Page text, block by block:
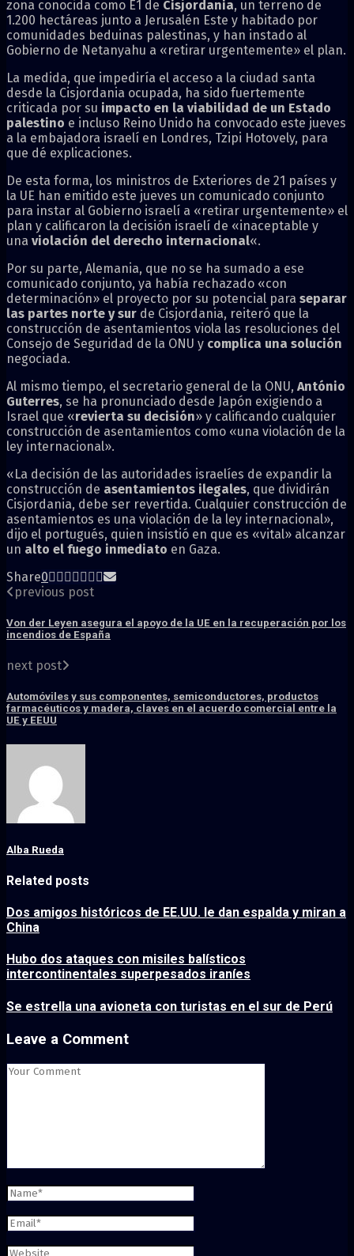
zona conocida como E1 de Cisjordania, un terreno de
1.200 hectáreas junto a Jerusalén Este y habitado por
comunidades beduinas palestinas, y han instado al
Gobierno de Netanyahu a «retirar urgentemente» el plan.
La medida, que impediría el acceso a la ciudad santa
desde la Cisjordania ocupada, ha sido fuertemente
criticada por su impacto en la viabilidad de un Estado
palestino e incluso Reino Unido ha convocado este jueves
a la embajadora israelí en Londres, Tzipi Hotovely, para
que dé explicaciones.
De esta forma, los ministros de Exteriores de 21 países y
la UE han emitido este jueves un comunicado conjunto
para instar al Gobierno israelí a «retirar urgentemente» el
plan y calificaron la decisión israelí de «inaceptable y
una violación del derecho internacional«.
Por su parte, Alemania, que no se ha sumado a ese
comunicado conjunto, ya había rechazado «con
determinación» el proyecto por su potencial para separar
las partes norte y sur de Cisjordania, reiteró que la
construcción de asentamientos viola las resoluciones del
Consejo de Seguridad de la ONU y complica una solución
negociada.
Al mismo tiempo, el secretario general de la ONU, António
Guterres, se ha pronunciado desde Japón exigiendo a
Israel que «revierta su decisión» y calificando cualquier
construcción de asentamientos como «una violación de la
ley internacional».
«La decisión de las autoridades israelíes de expandir la
construcción de asentamientos ilegales, que dividirán
Cisjordania, debe ser revertida. Cualquier construcción de
asentamientos es una violación de la ley internacional»,
dijo el portugués, quien insistió en que es «vital» alcanzar
un alto el fuego inmediato en Gaza.
Share0
previous post
Von der Leyen asegura el apoyo de la UE en la recuperación por los
incendios de España
next post
Automóviles y sus componentes, semiconductores, productos
farmacéuticos y madera, claves en el acuerdo comercial entre la
UE y EEUU
Alba Rueda
Related posts
Dos amigos históricos de EE.UU. le dan espalda y miran a
China
Hubo dos ataques con misiles balísticos
intercontinentales superpesados ​​iraníes
Se estrella una avioneta con turistas en el sur de Perú
Leave a Comment